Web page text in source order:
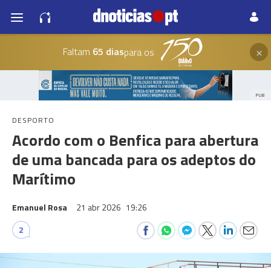
Faltam 65 diaspara os ×
PUB
DESPORTO
Acordo com o Benfica para abertura
de uma bancada para os adeptos do
Marítimo
Emanuel Rosa 21 abr 2026 19:26
2